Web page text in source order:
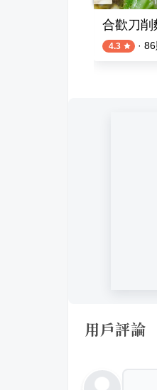
合歡刀削
4.3 · 86
用戶評論